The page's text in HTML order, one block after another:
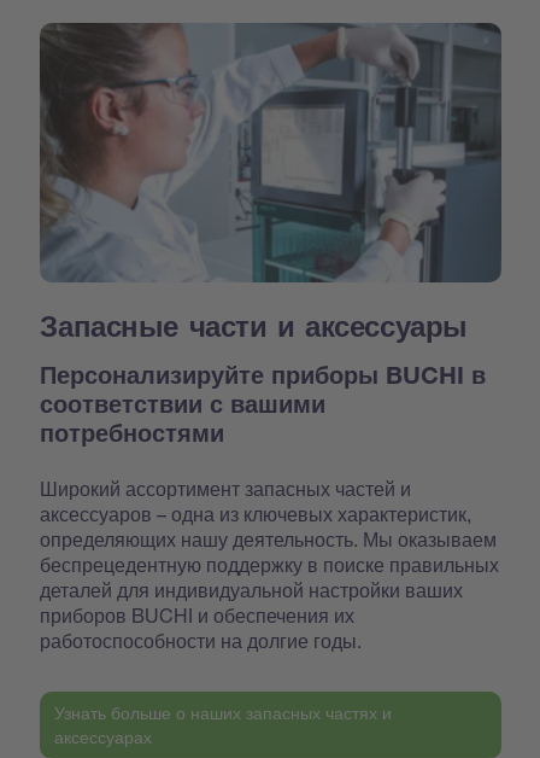
Запасные части и аксессуары
Персонализируйте приборы BUCHI в
соответствии с вашими
потребностями
Широкий ассортимент запасных частей и
аксессуаров – одна из ключевых характеристик,
определяющих нашу деятельность. Мы оказываем
беспрецедентную поддержку в поиске правильных
деталей для индивидуальной настройки ваших
приборов BUCHI и обеспечения их
работоспособности на долгие годы.
Узнать больше о наших запасных частях и
аксессуарах